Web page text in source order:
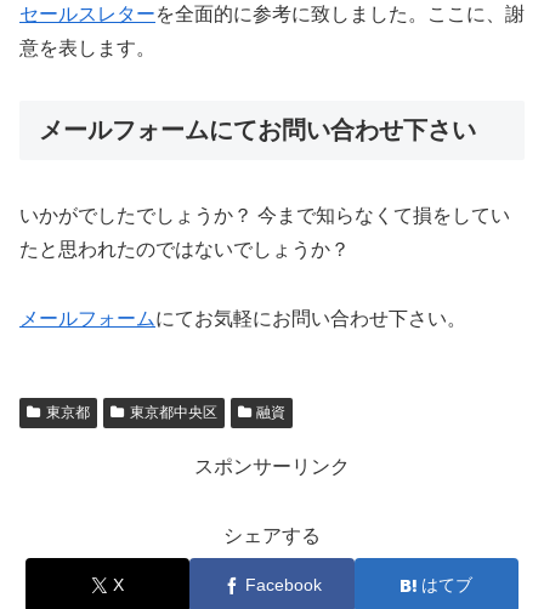
セールスレターを全面的に参考に致しました。ここに、謝
意を表します。
メールフォームにてお問い合わせ下さい
いかがでしたでしょうか？ 今まで知らなくて損をしてい
たと思われたのではないでしょうか？
メールフォームにてお気軽にお問い合わせ下さい。
東京都 東京都中央区 融資
スポンサーリンク
シェアする
X Facebook はてブ